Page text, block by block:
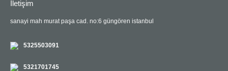
İletişim
sanayi mah murat paşa cad. no:6 güngören istanbul
5325503091
5321701745